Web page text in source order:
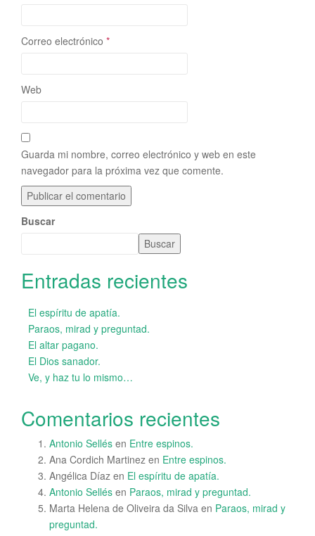
Correo electrónico *
Web
Guarda mi nombre, correo electrónico y web en este
navegador para la próxima vez que comente.
Buscar
Buscar
Entradas recientes
El espíritu de apatía.
Paraos, mirad y preguntad.
El altar pagano.
El Dios sanador.
Ve, y haz tu lo mismo…
Comentarios recientes
Antonio Sellés en Entre espinos.
Ana Cordich Martinez en Entre espinos.
Angélica Díaz en El espíritu de apatía.
Antonio Sellés en Paraos, mirad y preguntad.
Marta Helena de Oliveira da Silva en Paraos, mirad y
preguntad.